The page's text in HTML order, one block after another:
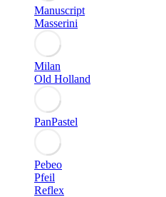
Manuscript
Masserini
Milan
Old Holland
PanPastel
Pebeo
Pfeil
Reflex